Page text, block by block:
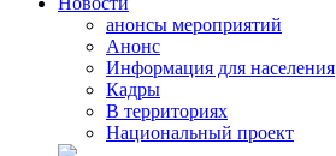
анонсы мероприятий
Анонс
Информация для населения
Кадры
В территориях
Национальный проект